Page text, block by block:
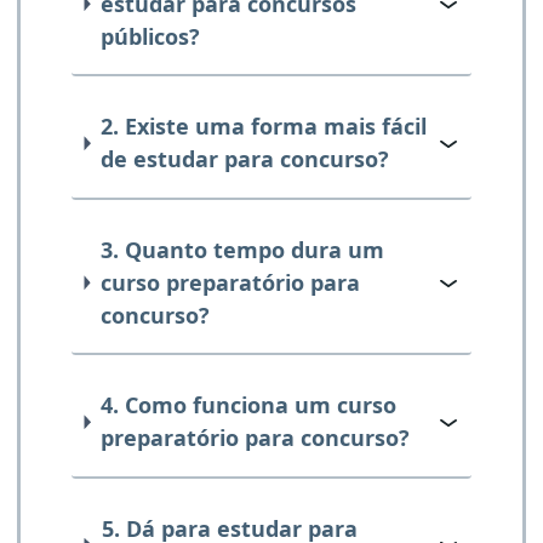
públicos?
2. Existe uma forma mais fácil
de estudar para concurso?
3. Quanto tempo dura um
curso preparatório para
concurso?
4. Como funciona um curso
preparatório para concurso?
5. Dá para estudar para